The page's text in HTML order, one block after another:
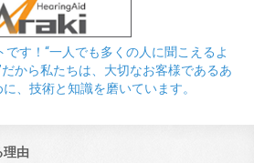
す！“一人でも多くの人に聞こえるよ
から私たちは、大切なお客様であるあ
、技術と知識を磨いています。
理由